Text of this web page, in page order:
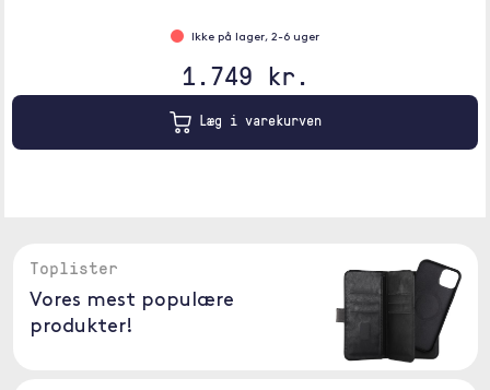
Ikke på lager, 2-6 uger
1.749 kr.
Læg i varekurven
Toplister
Vores mest populære
produkter!